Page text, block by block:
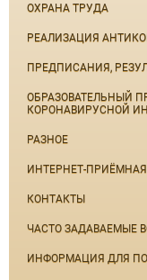
ОХРАНА ТРУДА
РЕАЛИЗАЦИЯ
ПРЕДПИСАНИЯ,
ОБРАЗОВАТЕЛЬНЫЙ
КОРОНАВИРУСНОЙ
РАЗНОЕ
ИНТЕРНЕТ-ПРИЁМНАЯ
КОНТАКТЫ
ЧАСТО ЗАДАВАЕМЫЕ
ИНФОРМАЦИЯ ДЛЯ